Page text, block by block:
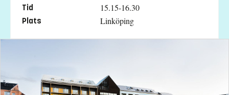
Tid 15.15-16.30
Plats Linköping